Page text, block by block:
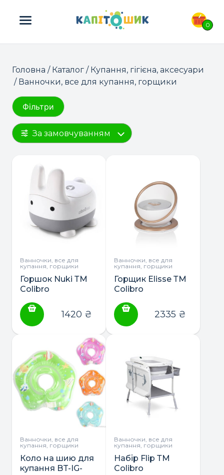
0
ПОШУК ТОВАРІВ:
Головна / Каталог / Купання, гігієна, аксесуари
/ Ванночки, все для купання, горщики
Фільтри
За замовчуванням
Ванночки, все для
купання, горщики
Горшок Nuki ТМ
Colibro
1420 ₴
Ванночки, все для
купання, горщики
Горщик Elisse ТМ
Colibro
2335 ₴
Ванночки, все для
купання, горщики
Коло на шию для
купання BT-IG-
Ванночки, все для
купання, горщики
Набір Flip ТМ
Colibro